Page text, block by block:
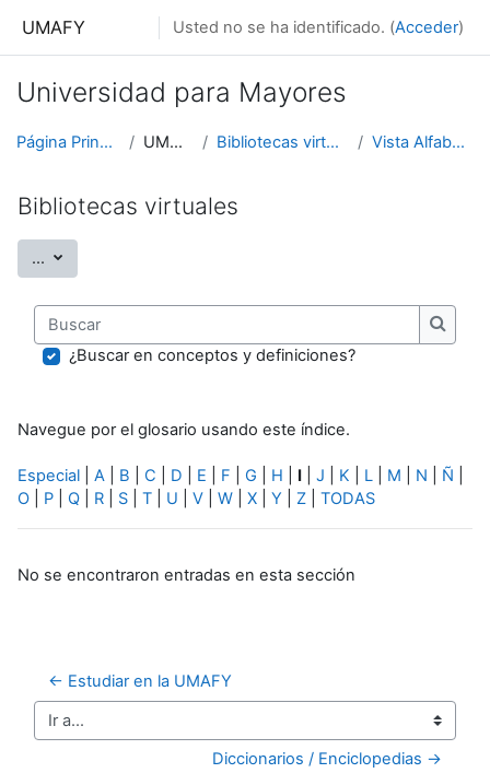
UMAFY Usted no se ha identificado. (Acceder)
Universidad para Mayores
Página Principal UMAFY Bibliotecas virtuales Vista Alfabética
Bibliotecas virtuales
... Exportar entradas
Buscar
Buscar
¿Buscar en conceptos y definiciones?
Navegue por el glosario usando este índice.
Especial A B C D E F G H I J K L M N Ñ
O
P Q R S T U V W X Y Z TODAS
No se encontraron entradas en esta sección
← Estudiar en la UMAFY
Ir a...
Diccionarios / Enciclopedias →